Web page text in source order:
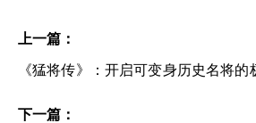
上一篇：
《猛将传》：开启可变身历史名将
下一篇：